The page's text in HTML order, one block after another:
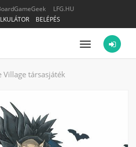
LFG.HU
BELÉPÉS
Menü
Village társasjáték